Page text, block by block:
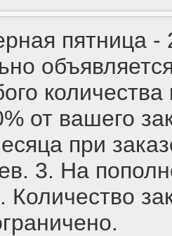
пятница -
количества
от вашего
при
3. На
Количество